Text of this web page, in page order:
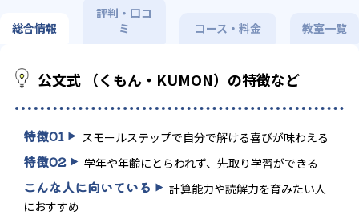
総合情報
評判・口コ
ミ
コース・料金 教室一覧
公文式 （くもん・KUMON）の特徴など
特徴01 スモールステップで自分で解ける喜びが味わえる
特徴02 学年や年齢にとらわれず、先取り学習ができる
こんな人に向いている
計算能力や読解力を育みたい人
におすすめ